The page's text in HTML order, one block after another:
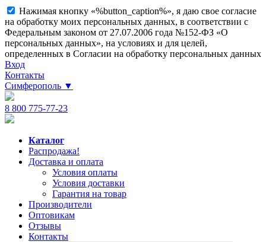
Нажимая кнопку «%button_caption%», я даю свое согласие
на обработку моих персональных данных, в соответствии с
Федеральным законом от 27.07.2006 года №152-ФЗ «О
персональных данных», на условиях и для целей,
определенных в Согласии на обработку персональных данных
Вход
Контакты
Симферополь ▼
8 800 775-77-23
Каталог
Распродажа!
Доставка и оплата
Условия оплаты
Условия доставки
Гарантия на товар
Производители
Оптовикам
Отзывы
Контакты